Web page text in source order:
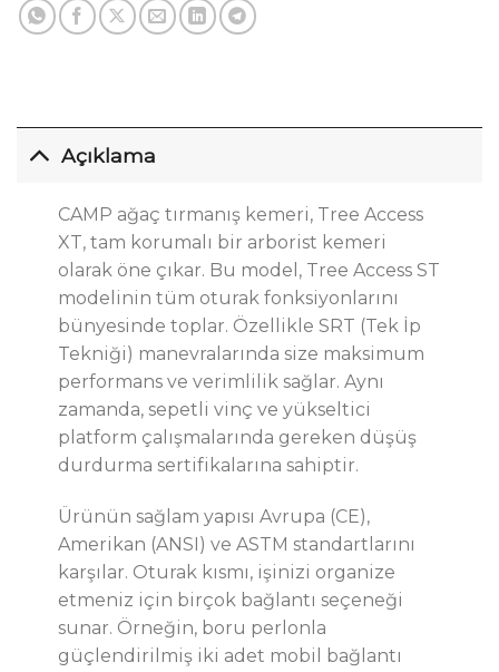
Açıklama
CAMP ağaç tırmanış kemeri, Tree Access
XT, tam korumalı bir arborist kemeri
olarak öne çıkar. Bu model, Tree Access ST
modelinin tüm oturak fonksiyonlarını
bünyesinde toplar. Özellikle SRT (Tek İp
Tekniği) manevralarında size maksimum
performans ve verimlilik sağlar. Aynı
zamanda, sepetli vinç ve yükseltici
platform çalışmalarında gereken düşüş
durdurma sertifikalarına sahiptir.
Ürünün sağlam yapısı Avrupa (CE),
Amerikan (ANSI) ve ASTM standartlarını
karşılar. Oturak kısmı, işinizi organize
etmeniz için birçok bağlantı seçeneği
sunar. Örneğin, boru perlonla
güçlendirilmiş iki adet mobil bağlantı